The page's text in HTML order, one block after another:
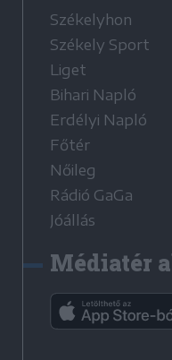
Székelyhon
Székely Sport
Liget
Bihari Napló
Erdélyi Napló
Főtér
Nőileg
Rádió GaGa
Jóállás
Médiatér